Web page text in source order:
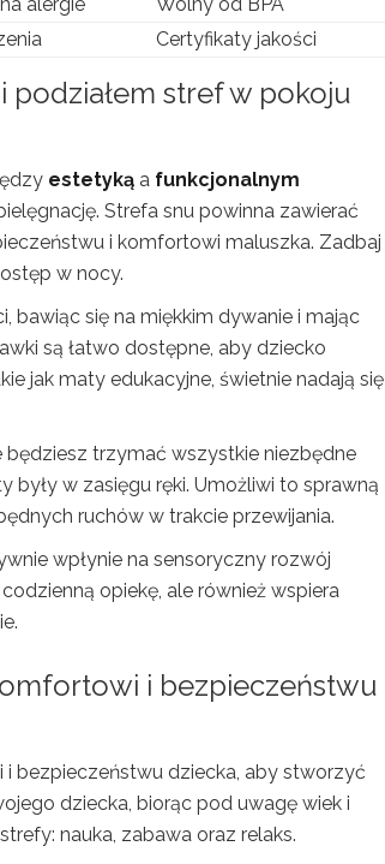
Certyfikaty jakości
podziałem stref w pokoju
estetyką a funkcjonalnym
Strefa snu powinna zawierać
i komfortowi maluszka. Zadbaj
w nocy.
bawiąc się na miękkim dywanie i mając
są łatwo dostępne, aby dziecko
jak maty edukacyjne, świetnie nadają się
trzymać wszystkie niezbędne
w zasięgu ręki. Umożliwi to sprawną
ruchów w trakcie przewijania.
wpłynie na sensoryczny rozwój
opiekę, ale również wspiera
i bezpieczeństwu
bezpieczeństwu dziecka, aby stworzyć
dziecka, biorąc pod uwagę wiek i
nauka, zabawa oraz relaks.